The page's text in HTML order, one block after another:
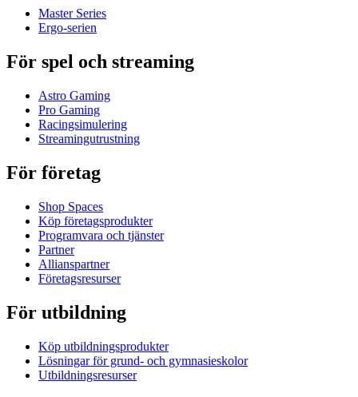
Master Series
Ergo-serien
För spel och streaming
Astro Gaming
Pro Gaming
Racingsimulering
Streamingutrustning
För företag
Shop Spaces
Köp företagsprodukter
Programvara och tjänster
Partner
Allianspartner
Företagsresurser
För utbildning
Köp utbildningsprodukter
Lösningar för grund- och gymnasieskolor
Utbildningsresurser